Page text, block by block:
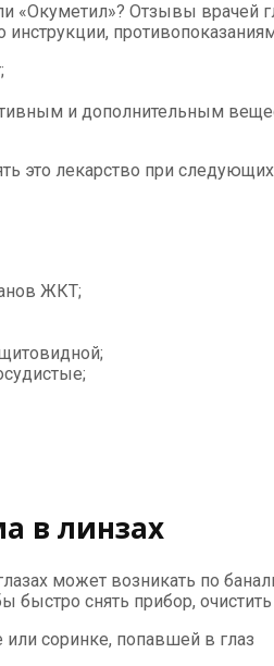
«Окуметил»? Отзывы врачей
и дополнительным
это лекарство при
ЖКТ;
в линзах
может возникать по
быстро снять прибор,
соринке, попавшей в глаз